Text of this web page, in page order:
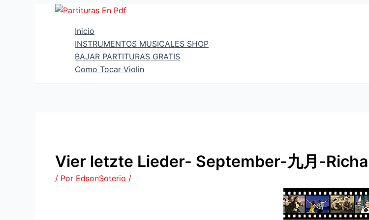
Inicio
INSTRUMENTOS MUSICALES SHOP
BAJAR PARTITURAS GRATIS
Como Tocar Violin
Vier letzte Lieder- September-九月-
/ Por EdsonSoterio /